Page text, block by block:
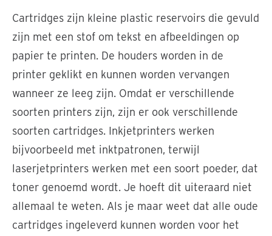
Cartridges zijn kleine plastic reservoirs die gevuld
zijn met een stof om tekst en afbeeldingen op
papier te printen. De houders worden in de
printer geklikt en kunnen worden vervangen
wanneer ze leeg zijn. Omdat er verschillende
soorten printers zijn, zijn er ook verschillende
soorten cartridges. Inkjetprinters werken
bijvoorbeeld met inktpatronen, terwijl
laserjetprinters werken met een soort poeder, dat
toner genoemd wordt. Je hoeft dit uiteraard niet
allemaal te weten. Als je maar weet dat alle oude
cartridges ingeleverd kunnen worden voor het